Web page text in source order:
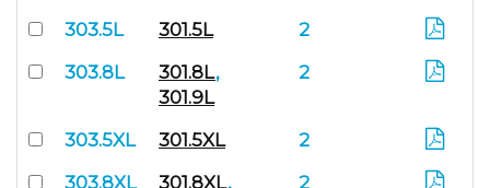
303.5L
301.5L
2
303.8L
301.8L,
301.9L
2
303.5XL 301.5XL
2
303.8XL
301.8XL, 2